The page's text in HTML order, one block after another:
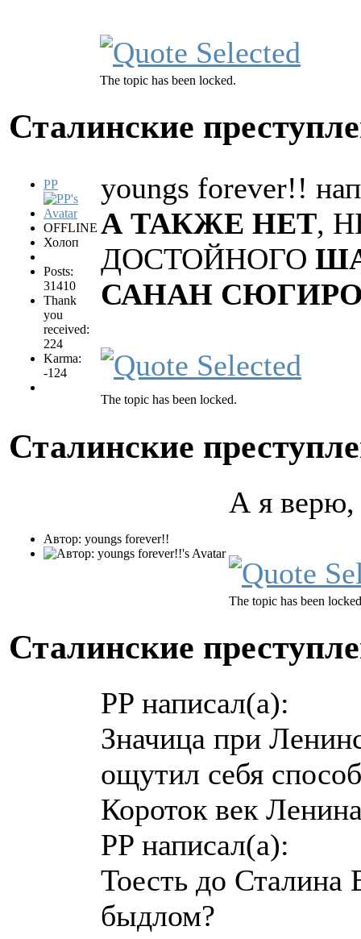
The topic has been locked.
Сталинские
PP
OFFLINE
Холоп
Posts:
31410
Thank
you
received:
224
Karma:
-124
youngs forever!!
А ТАКЖЕ НЕТ,
ДОСТОЙНОГО
САНАН
The topic has been locked.
Сталинские
Автор: youngs forever!!
А я верю,
The topic has been
Сталинские
PP написал(а):
Значица при
ощутил себя
Короток век
PP написал(а):
Тоесть до
быдлом?